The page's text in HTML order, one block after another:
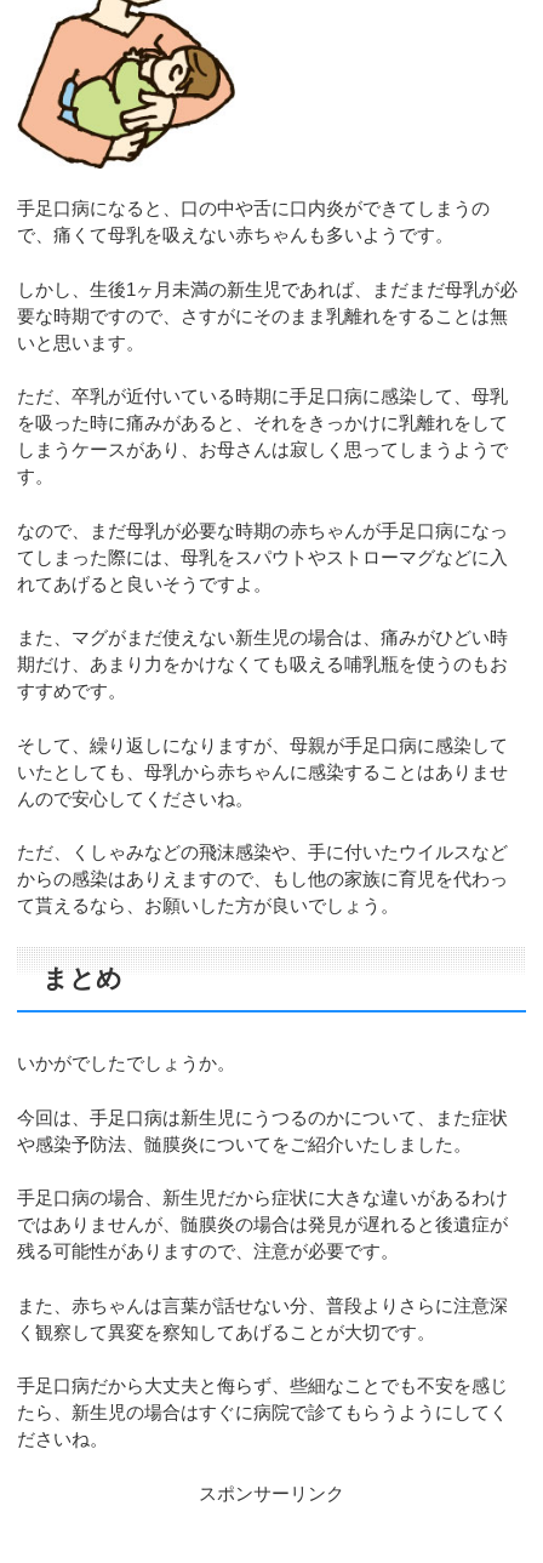
手足口病になると、口の中や舌に口内炎ができてしまうの
で、痛くて母乳を吸えない赤ちゃんも多いようです。
しかし、生後1ヶ月未満の新生児であれば、まだまだ母乳が必
要な時期ですので、さすがにそのまま乳離れをすることは無
いと思います。
ただ、卒乳が近付いている時期に手足口病に感染して、母乳
を吸った時に痛みがあると、それをきっかけに乳離れをして
しまうケースがあり、お母さんは寂しく思ってしまうようで
す。
なので、まだ母乳が必要な時期の赤ちゃんが手足口病になっ
てしまった際には、母乳をスパウトやストローマグなどに入
れてあげると良いそうですよ。
また、マグがまだ使えない新生児の場合は、痛みがひどい時
期だけ、あまり力をかけなくても吸える哺乳瓶を使うのもお
すすめです。
そして、繰り返しになりますが、母親が手足口病に感染して
いたとしても、母乳から赤ちゃんに感染することはありませ
んので安心してくださいね。
ただ、くしゃみなどの飛沫感染や、手に付いたウイルスなど
からの感染はありえますので、もし他の家族に育児を代わっ
て貰えるなら、お願いした方が良いでしょう。
まとめ
いかがでしたでしょうか。
今回は、手足口病は新生児にうつるのかについて、また症状
や感染予防法、髄膜炎についてをご紹介いたしました。
手足口病の場合、新生児だから症状に大きな違いがあるわけ
ではありませんが、髄膜炎の場合は発見が遅れると後遺症が
残る可能性がありますので、注意が必要です。
また、赤ちゃんは言葉が話せない分、普段よりさらに注意深
く観察して異変を察知してあげることが大切です。
手足口病だから大丈夫と侮らず、些細なことでも不安を感じ
たら、新生児の場合はすぐに病院で診てもらうようにしてく
ださいね。
スポンサーリンク